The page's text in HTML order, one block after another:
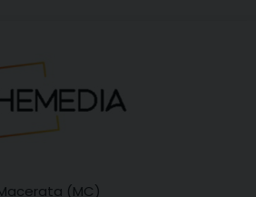
(MC)